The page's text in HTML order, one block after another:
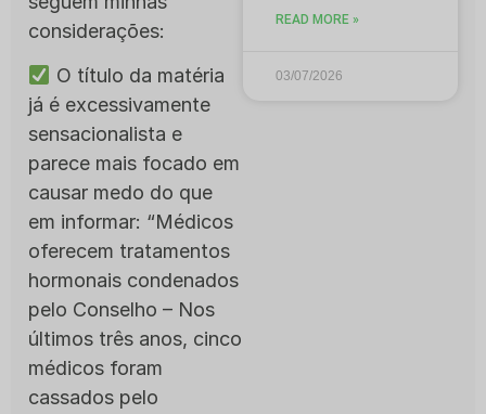
considerações:
O título da matéria
já é excessivamente
sensacionalista e
parece mais focado em
causar medo do que
em informar: “Médicos
oferecem tratamentos
hormonais condenados
pelo Conselho – Nos
últimos três anos, cinco
médicos foram
cassados pelo
READ MORE »
03/07/2026